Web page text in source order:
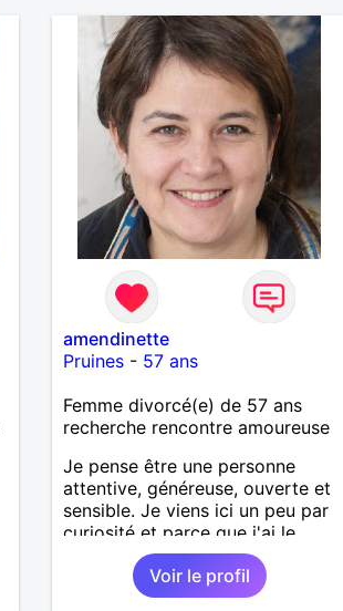
ex...si vous correspondez à ma
recherche ecrivez moi je vous
répondrai...
amendinette
Pruines- 57 ans
Femme divorcé(e) de 57 ans
recherche rencontre amoureuse
Je pense être une personne
attentive, généreuse, ouverte et
sensible. Je viens ici un peu par
curiosité et parce que j'ai le
sentiment que de temps en
temps, le destin à besoin d'un
petit coup de pouce!
Voir le profil